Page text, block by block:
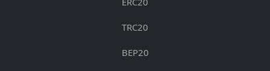
TRC20
BEP20